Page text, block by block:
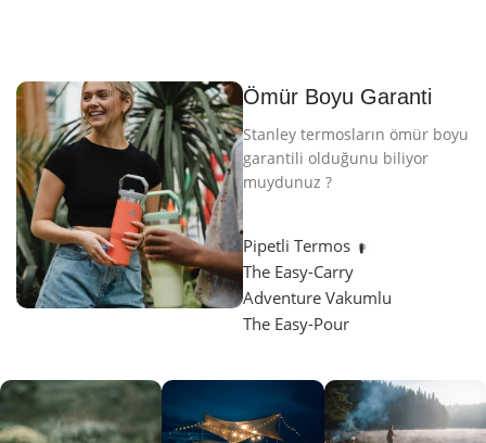
Ömür Boyu Garanti
Stanley termosların ömür boyu
garantili olduğunu biliyor
muydunuz ?
Pipetli Termos
The Easy-Carry
Adventure Vakumlu
The Easy-Pour